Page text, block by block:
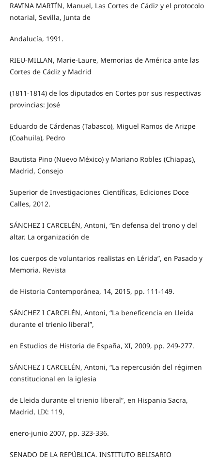
RAVINA MARTÍN, Manuel, Las Cortes de Cádiz y el protocolo
notarial, Sevilla, Junta de
Andalucía, 1991.
RIEU-MILLAN, Marie-Laure, Memorias de América ante las
Cortes de Cádiz y Madrid
(1811-1814) de los diputados en Cortes por sus respectivas
provincias: José
Eduardo de Cárdenas (Tabasco), Miguel Ramos de Arizpe
(Coahuila), Pedro
Bautista Pino (Nuevo México) y Mariano Robles (Chiapas),
Madrid, Consejo
Superior de Investigaciones Científicas, Ediciones Doce
Calles, 2012.
SÁNCHEZ I CARCELÉN, Antoni, “En defensa del trono y del
altar. La organización de
los cuerpos de voluntarios realistas en Lérida”, en Pasado y
Memoria. Revista
de Historia Contemporánea, 14, 2015, pp. 111-149.
SÁNCHEZ I CARCELÉN, Antoni, “La beneficencia en Lleida
durante el trienio liberal”,
en Estudios de Historia de España, XI, 2009, pp. 249-277.
SÁNCHEZ I CARCELÉN, Antoni, “La repercusión del régimen
constitucional en la iglesia
de Lleida durante el trienio liberal”, en Hispania Sacra,
Madrid, LIX: 119,
enero-junio 2007, pp. 323-336.
SENADO DE LA REPÚBLICA. INSTITUTO BELISARIO